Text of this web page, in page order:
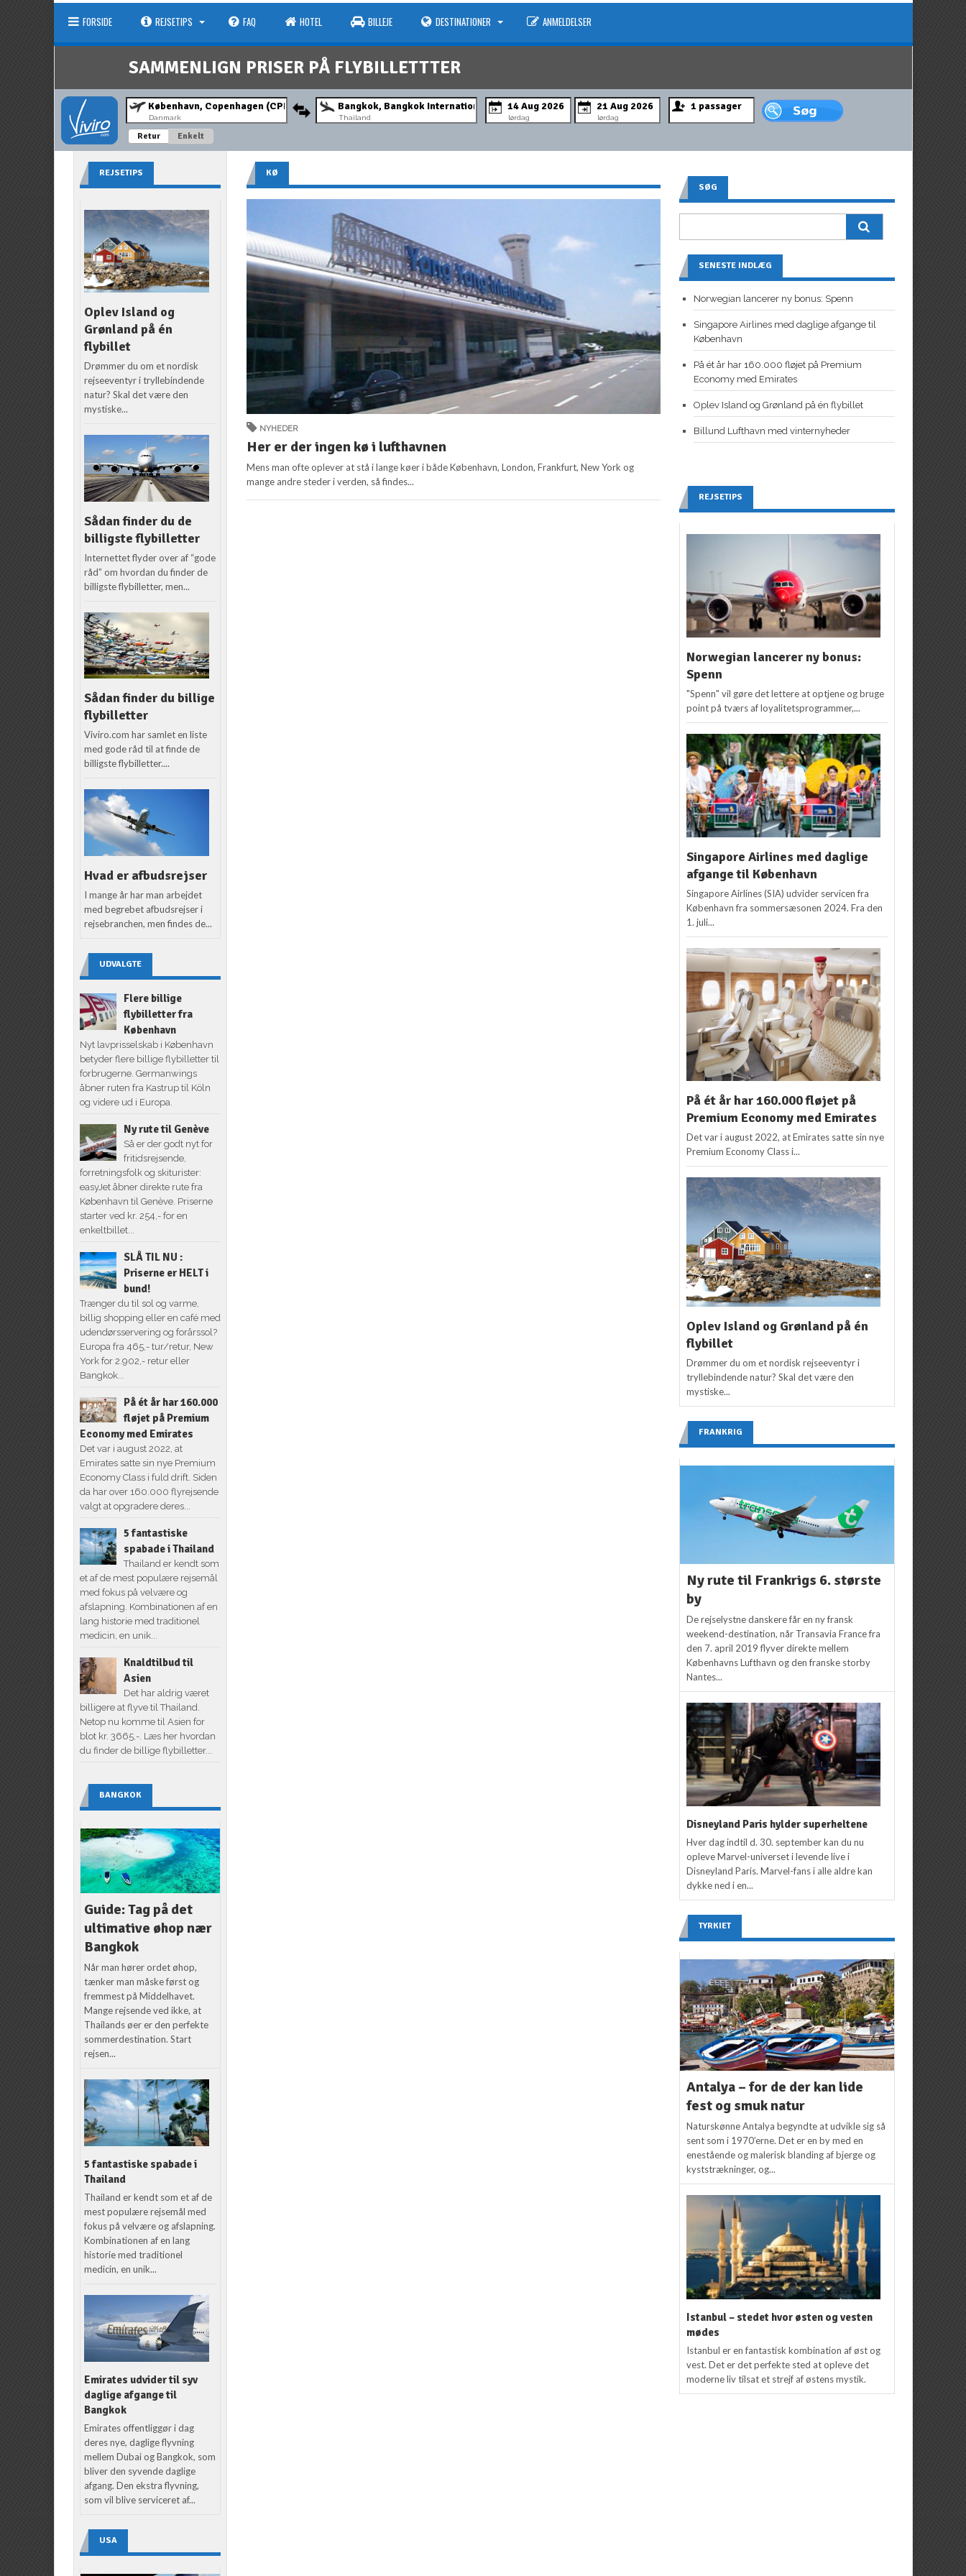
FORSIDE REJSETIPS FAQ HOTEL BILLEJE DESTINATIONER ANMELDELSER
SAMMENLIGN PRISER PÅ FLYBILLETTTER
Danmark Thailand lørdag lørdag
Retur Enkelt
KØ
NYHEDER
Her er der ingen kø i lufthavnen
Mens man ofte oplever at stå i lange køer i både København, London, Frankfurt, New York og
mange andre steder i verden, så findes...
REJSETIPS
Oplev Island og
Grønland på én
flybillet
Drømmer du om et nordisk
rejseeventyr i tryllebindende
natur? Skal det være den
mystiske...
Sådan finder du de
billigste flybilletter
Internettet flyder over af “gode
råd” om hvordan du finder de
billigste flybilletter, men...
Sådan finder du billige
flybilletter
Viviro.com har samlet en liste
med gode råd til at finde de
billigste flybilletter....
Hvad er afbudsrejser
I mange år har man arbejdet
med begrebet afbudsrejser i
rejsebranchen, men findes de...
UDVALGTE
Flere billige
flybilletter fra
København
Nyt lavprisselskab i København
betyder flere billige flybilletter til
forbrugerne. Germanwings
åbner ruten fra Kastrup til Köln
og videre ud i Europa.
Ny rute til Genève
Så er der godt nyt for
fritidsrejsende,
forretningsfolk og skiturister:
easyJet åbner direkte rute fra
København til Genève. Priserne
starter ved kr. 254,- for en
enkeltbillet...
SLÅ TIL NU :
Priserne er HELT i
bund!
Trænger du til sol og varme,
billig shopping eller en café med
udendørsservering og forårssol?
Europa fra 465,- tur/retur, New
York for 2.902,- retur eller
Bangkok...
På ét år har 160.000
fløjet på Premium
Economy med Emirates
Det var i august 2022, at
Emirates satte sin nye Premium
Economy Class i fuld drift. Siden
da har over 160.000 flyrejsende
valgt at opgradere deres...
5 fantastiske
spabade i Thailand
Thailand er kendt som
et af de mest populære rejsemål
med fokus på velvære og
afslapning. Kombinationen af en
lang historie med traditionel
medicin, en unik...
Knaldtilbud til
Asien
Det har aldrig været
billigere at flyve til Thailand.
Netop nu komme til Asien for
blot kr. 3665,-. Læs her hvordan
du finder de billige flybilletter...
BANGKOK
Guide: Tag på det
ultimative øhop nær
Bangkok
Når man hører ordet øhop,
tænker man måske først og
fremmest på Middelhavet.
Mange rejsende ved ikke, at
Thailands øer er den perfekte
sommerdestination. Start
rejsen...
5 fantastiske spabade i
Thailand
Thailand er kendt som et af de
mest populære rejsemål med
fokus på velvære og afslapning.
Kombinationen af en lang
historie med traditionel
medicin, en unik...
Emirates udvider til syv
daglige afgange til
Bangkok
Emirates offentliggør i dag
deres nye, daglige flyvning
mellem Dubai og Bangkok, som
bliver den syvende daglige
afgang. Den ekstra flyvning,
som vil blive serviceret af...
USA
SØG
SENESTE INDLÆG
Norwegian lancerer ny bonus: Spenn
Singapore Airlines med daglige afgange til
København
På ét år har 160.000 fløjet på Premium
Economy med Emirates
Oplev Island og Grønland på én flybillet
Billund Lufthavn med vinternyheder
REJSETIPS
Norwegian lancerer ny bonus:
Spenn
"Spenn" vil gøre det lettere at optjene og bruge
point på tværs af loyalitetsprogrammer,...
Singapore Airlines med daglige
afgange til København
Singapore Airlines (SIA) udvider servicen fra
København fra sommersæsonen 2024. Fra den
1. juli...
På ét år har 160.000 fløjet på
Premium Economy med Emirates
Det var i august 2022, at Emirates satte sin nye
Premium Economy Class i...
Oplev Island og Grønland på én
flybillet
Drømmer du om et nordisk rejseeventyr i
tryllebindende natur? Skal det være den
mystiske...
FRANKRIG
Ny rute til Frankrigs 6. største
by
De rejselystne danskere får en ny fransk
weekend-destination, når Transavia France fra
den 7. april 2019 flyver direkte mellem
Københavns Lufthavn og den franske storby
Nantes...
Disneyland Paris hylder superheltene
Hver dag indtil d. 30. september kan du nu
opleve Marvel-universet i levende live i
Disneyland Paris. Marvel-fans i alle aldre kan
dykke ned i en...
TYRKIET
Antalya – for de der kan lide
fest og smuk natur
Naturskønne Antalya begyndte at udvikle sig så
sent som i 1970’erne. Det er en by med en
enestående og malerisk blanding af bjerge og
kyststrækninger, og...
Istanbul – stedet hvor østen og vesten
mødes
Istanbul er en fantastisk kombination af øst og
vest. Det er det perfekte sted at opleve det
moderne liv tilsat et strejf af østens mystik.